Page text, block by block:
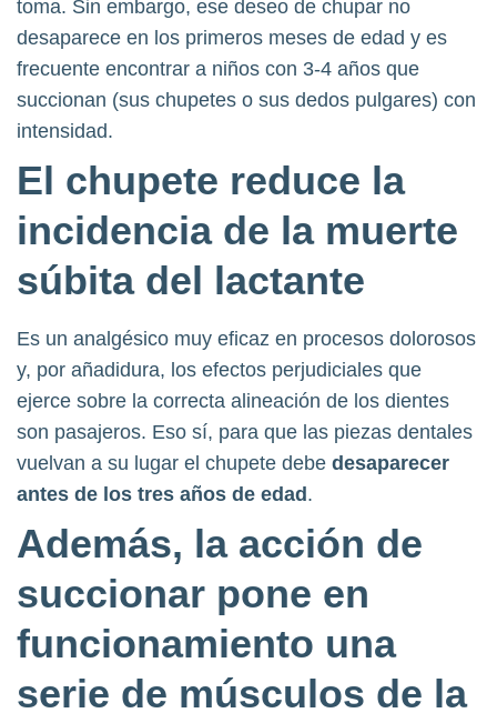
toma. Sin embargo, ese deseo de chupar no
desaparece en los primeros meses de edad y es
frecuente encontrar a niños con 3-4 años que
succionan (sus chupetes o sus dedos pulgares) con
intensidad.
El chupete reduce la
incidencia de la muerte
súbita del lactante
Es un analgésico muy eficaz en procesos dolorosos
y, por añadidura, los efectos perjudiciales que
ejerce sobre la correcta alineación de los dientes
son pasajeros. Eso sí, para que las piezas dentales
vuelvan a su lugar el chupete debe desaparecer
antes de los tres años de edad .
Además, la acción de
succionar pone en
funcionamiento una
serie de músculos de la